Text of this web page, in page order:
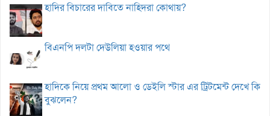
হাদির বিচারের দাবিতে নাহিদরা কোথায়?
বিএনপি দলটা দেউলিয়া হওয়ার পথে
হাদিকে নিয়ে প্রথম আলো ও ডেইলি স্টার এর ট্রিটমেন্ট দেখে কি
বুঝলেন?